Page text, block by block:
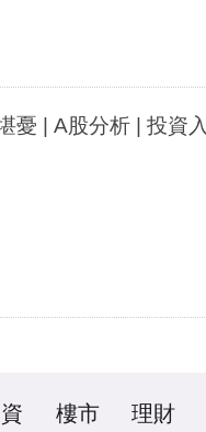
憂 | A股分析 | 投資
樓市 理財